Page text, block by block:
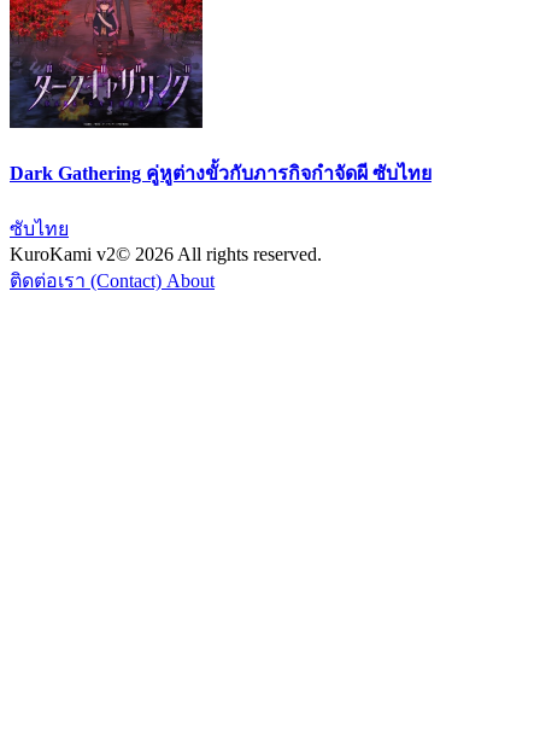
Dark Gathering คู่หูต่างขั้วกับภารกิจกำจัดผี ซับไทย
ซับไทย
KuroKami v2© 2026 All rights reserved.
ติดต่อเรา (Contact) About